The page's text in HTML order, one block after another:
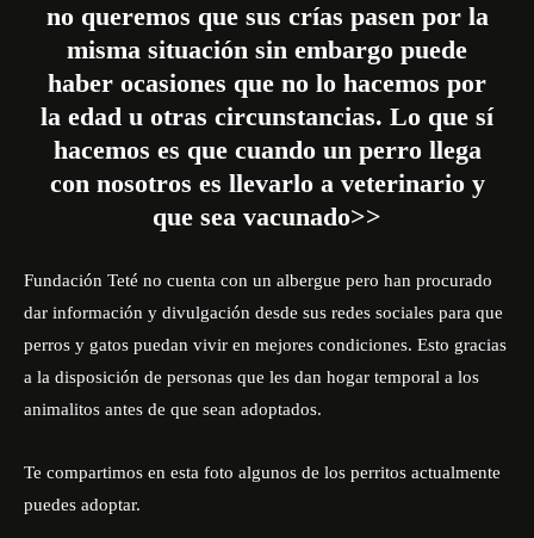
no queremos que sus crías pasen por la
misma situación sin embargo puede
haber ocasiones que no lo hacemos por
la edad u otras circunstancias. Lo que sí
hacemos es que cuando un perro llega
con nosotros es llevarlo a veterinario y
que sea vacunado>>
Fundación Teté no cuenta con un albergue pero han procurado
dar información y divulgación desde sus redes sociales para que
perros y gatos puedan vivir en mejores condiciones. Esto gracias
a la disposición de personas que les dan hogar temporal a los
animalitos antes de que sean adoptados.
Te compartimos en esta foto algunos de los perritos actualmente
puedes adoptar.